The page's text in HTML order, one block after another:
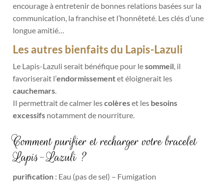
encourage à entretenir de bonnes relations basées sur la
communication, la franchise et l’honnêteté. Les clés d’une
longue amitié…
Les autres bienfaits du Lapis-Lazuli
Le Lapis-Lazuli serait bénéfique pour lesommeil, il
favoriserait l’endormissementet éloignerait les
cauchemars.
Il permettrait de calmer lescolèreset les besoins
excessifs notamment de nourriture.
Comment purifier et recharger votre bracelet
Lapis-Lazuli ?
purification : Eau (pas de sel) – Fumigation